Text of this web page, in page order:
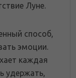
Луне.
способ,
эмоции.
каждая
удержать,